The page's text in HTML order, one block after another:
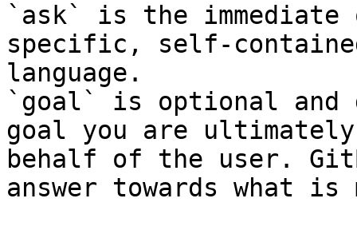
`ask` is the
specific, self-
language.
`goal` is optional and
goal you are
behalf of the user.
answer towards what